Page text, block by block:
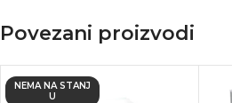
Povezani proizvodi
NEMA NA STANJ
U